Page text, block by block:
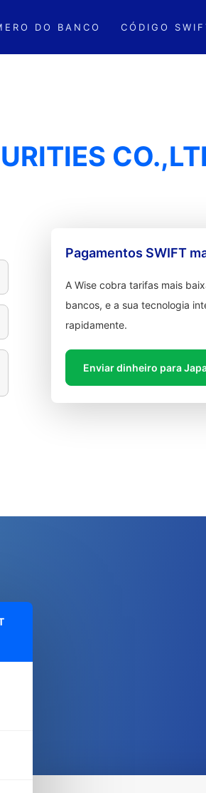
DO BANCO CÓDIGO
Pagamentos SWIFT
A Wise cobra tarifas mais
bancos, e a sua tecnologia
rapidamente.
Enviar dinheiro para